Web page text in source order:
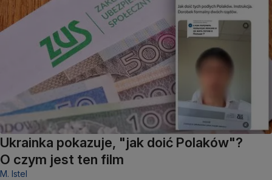
Ukrainka pokazuje, "jak doić Polaków"?
O czym jest ten film
M. Istel